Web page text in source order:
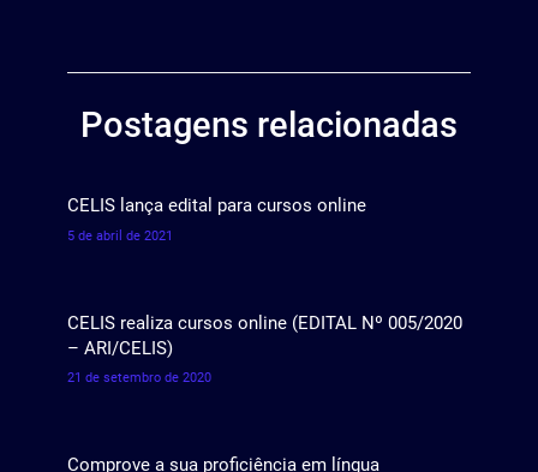
Postagens relacionadas
CELIS lança edital para cursos online
5 de abril de 2021
CELIS realiza cursos online (EDITAL Nº 005/2020
– ARI/CELIS)
21 de setembro de 2020
Comprove a sua proficiência em língua